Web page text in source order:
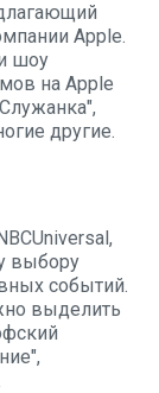
Apple.
шоу
на Apple
другие.
выбору
событий.
выделить